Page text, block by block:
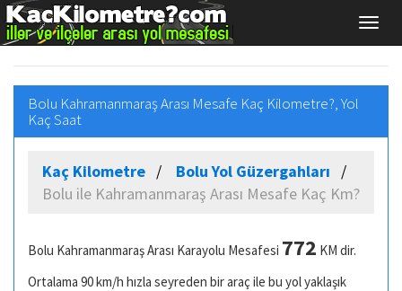
Bolu Kahramanmaraş Arası Mesafe Kaç Kilometre?, Yol
Kaç Saat
Kaç Kilometre
Bolu Yol Güzergahları
Bolu ile Kahramanmaraş Arası Mesafe Kaç Km?
Bolu Kahramanmaraş Arası Karayolu Mesafesi 772 KM dir.
Ortalama 90 km/h hızla seyreden bir araç ile bu yol yaklaşık